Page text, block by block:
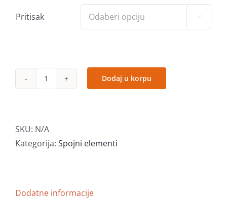
Pritisak 
cijevi
za
Dodaj u korpu
SKU: N/A
Kategorija: Spojni elementi
Dodatne informacije